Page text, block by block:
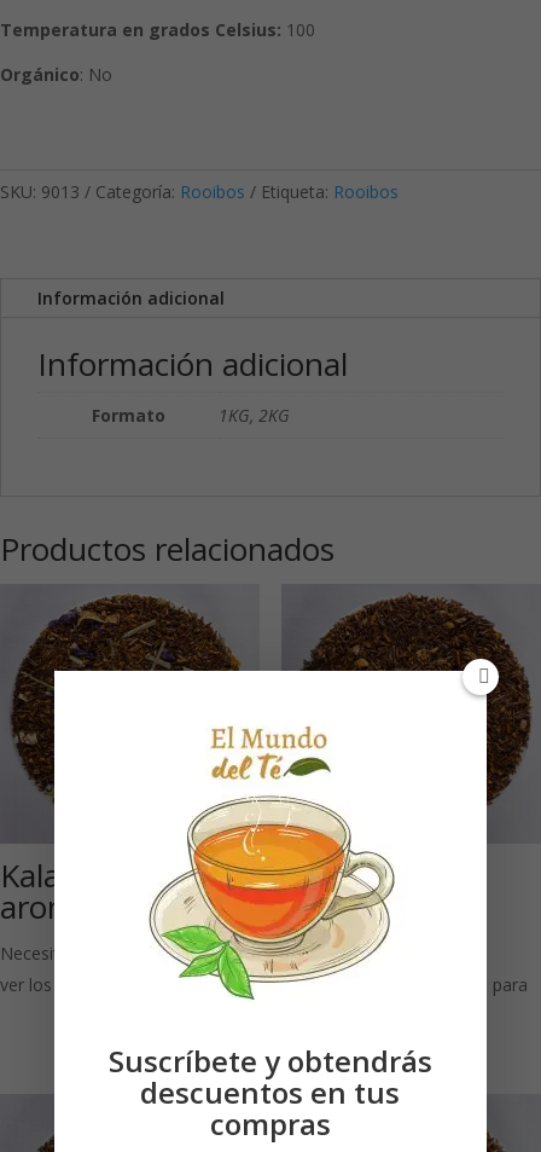
Temperatura en grados Celsius: 100
Orgánico: No
SKU: 9013 Categoría: Rooibos Etiqueta: Rooibos
Información adicional
Información adicional
Formato 1KG, 2KG
Productos relacionados
Kalahari (Rooibos
aromatizado)
Necesitas estar registrado para
ver los precios
Spice-Orange
(Rooibos*
aromatizado)
Necesitas estar registrado para
Suscríbete y obtendrás
descuentos en tus
compras